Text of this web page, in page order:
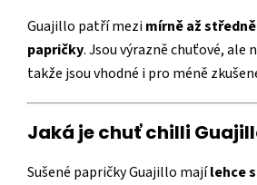
Guajillo patří mezimírně až
papričky. Jsou výrazně chuťové, ale
takže jsou vhodné i pro méně
Jaká je chuť chilli
Sušené papričky Guajillo majílehce